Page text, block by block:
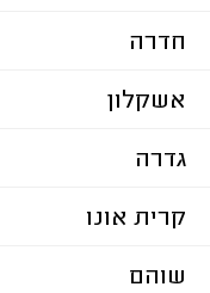
חדרה
אשקלון
גדרה
קרית אונו
שוהם